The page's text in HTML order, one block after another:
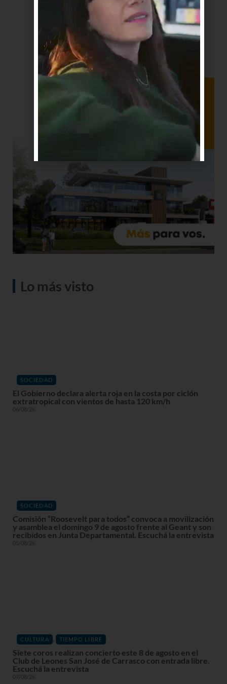
Lo más visto
SOCIEDAD
El Gobierno declara alerta roja en la costa por ciclón
extratropical con vientos de hasta 120 km/h
06/08/26
SOCIEDAD
Comisión “Roosevelt para todos” convoca a movilización
y asamblea el domingo 9 de agosto frente al Geant y son
recibidos en Junta Departamental. Escuchá la entrevista
05/08/26
CULTURA , TIEMPO LIBRE
Siete coros realizan concierto este 8 de agosto en el
Club de Leones San José de Carrasco con entrada libre.
Escuchá la entrevista
07/08/26